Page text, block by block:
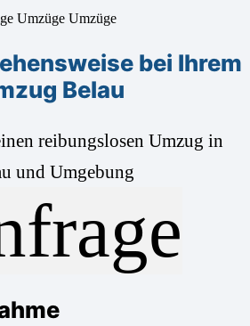
bei Ihrem
Belau
reibungslosen Umzug in
und Umgebung